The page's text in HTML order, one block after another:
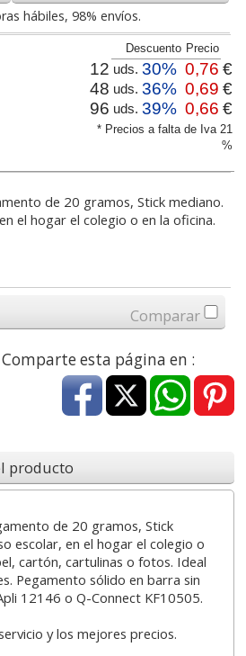
hábiles, 98% envíos.
* Precios a falta de Iva 21
%
Descuento Precio
12 uds. 30% 0,76 €
48 uds. 36% 0,69 €
96 uds. 39% 0,66 €
de 20 gramos, Stick mediano.
el hogar el colegio o en la oficina.
Comparar
Comparte esta página en :
producto
de 20 gramos, Stick
escolar, en el hogar el colegio o
cartón, cartulinas o fotos. Ideal
Pegamento sólido en barra sin
12146 o Q-Connect KF10505.
y los mejores precios.